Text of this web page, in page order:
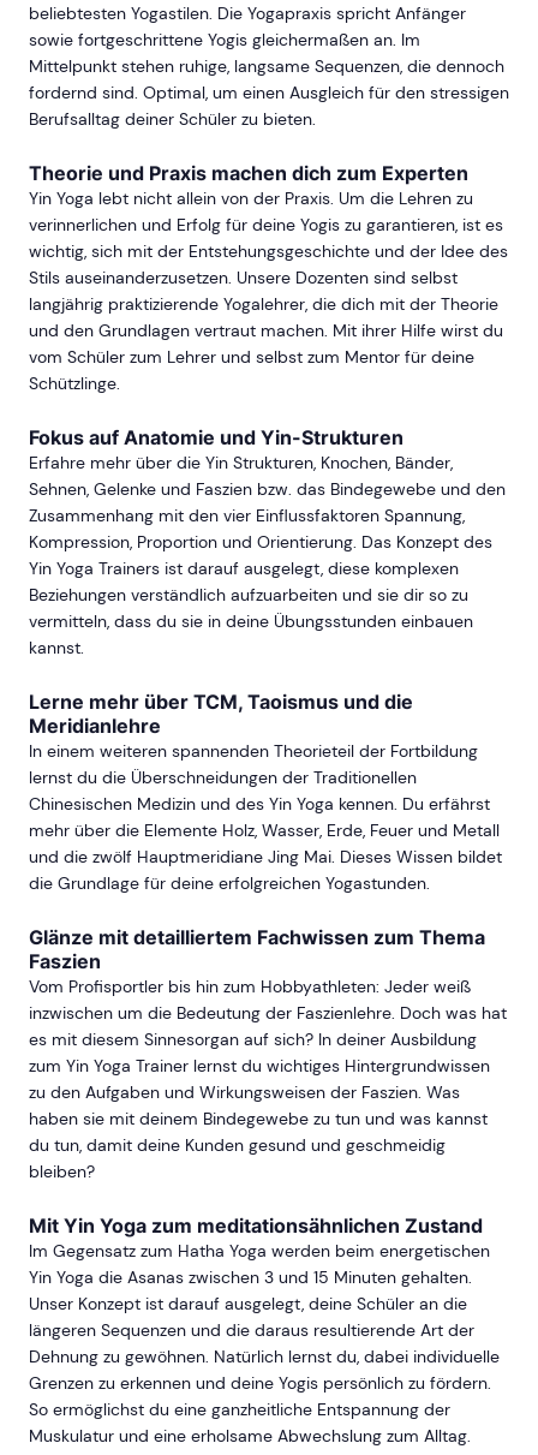
beliebtesten Yogastilen. Die Yogapraxis spricht Anfänger
sowie fortgeschrittene Yogis gleichermaßen an. Im
Mittelpunkt stehen ruhige, langsame Sequenzen, die dennoch
fordernd sind. Optimal, um einen Ausgleich für den stressigen
Berufsalltag deiner Schüler zu bieten.
Theorie und Praxis machen dich zum Experten
Yin Yoga lebt nicht allein von der Praxis. Um die Lehren zu
verinnerlichen und Erfolg für deine Yogis zu garantieren, ist es
wichtig, sich mit der Entstehungsgeschichte und der Idee des
Stils auseinanderzusetzen. Unsere Dozenten sind selbst
langjährig praktizierende Yogalehrer, die dich mit der Theorie
und den Grundlagen vertraut machen. Mit ihrer Hilfe wirst du
vom Schüler zum Lehrer und selbst zum Mentor für deine
Schützlinge.
Fokus auf Anatomie und Yin-Strukturen
Erfahre mehr über die Yin Strukturen, Knochen, Bänder,
Sehnen, Gelenke und Faszien bzw. das Bindegewebe und den
Zusammenhang mit den vier Einflussfaktoren Spannung,
Kompression, Proportion und Orientierung. Das Konzept des
Yin Yoga Trainers ist darauf ausgelegt, diese komplexen
Beziehungen verständlich aufzuarbeiten und sie dir so zu
vermitteln, dass du sie in deine Übungsstunden einbauen
kannst.
Lerne mehr über TCM, Taoismus und die
Meridianlehre
In einem weiteren spannenden Theorieteil der Fortbildung
lernst du die Überschneidungen der Traditionellen
Chinesischen Medizin und des Yin Yoga kennen. Du erfährst
mehr über die Elemente Holz, Wasser, Erde, Feuer und Metall
und die zwölf Hauptmeridiane Jing Mai. Dieses Wissen bildet
die Grundlage für deine erfolgreichen Yogastunden.
Glänze mit detailliertem Fachwissen zum Thema
Faszien
Vom Profisportler bis hin zum Hobbyathleten: Jeder weiß
inzwischen um die Bedeutung der Faszienlehre. Doch was hat
es mit diesem Sinnesorgan auf sich? In deiner Ausbildung
zum Yin Yoga Trainer lernst du wichtiges Hintergrundwissen
zu den Aufgaben und Wirkungsweisen der Faszien. Was
haben sie mit deinem Bindegewebe zu tun und was kannst
du tun, damit deine Kunden gesund und geschmeidig
bleiben?
Mit Yin Yoga zum meditationsähnlichen Zustand
Im Gegensatz zum Hatha Yoga werden beim energetischen
Yin Yoga die Asanas zwischen 3 und 15 Minuten gehalten.
Unser Konzept ist darauf ausgelegt, deine Schüler an die
längeren Sequenzen und die daraus resultierende Art der
Dehnung zu gewöhnen. Natürlich lernst du, dabei individuelle
Grenzen zu erkennen und deine Yogis persönlich zu fördern.
So ermöglichst du eine ganzheitliche Entspannung der
Muskulatur und eine erholsame Abwechslung zum Alltag.